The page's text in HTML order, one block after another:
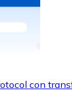
efectivo
con